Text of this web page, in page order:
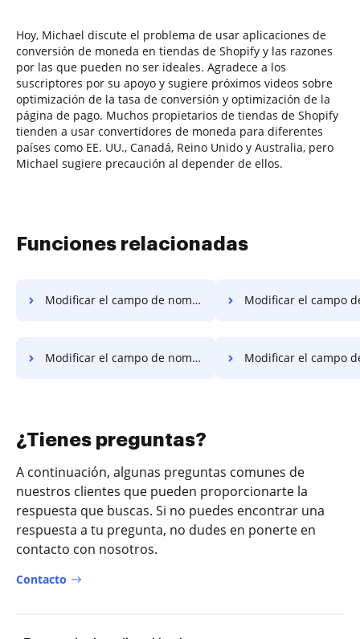
Hoy, Michael discute el problema de usar aplicaciones de
conversión de moneda en tiendas de Shopify y las razones
por las que pueden no ser ideales. Agradece a los
suscriptores por su apoyo y sugiere próximos videos sobre
optimización de la tasa de conversión y optimización de la
página de pago. Muchos propietarios de tiendas de Shopify
tienden a usar convertidores de moneda para diferentes
países como EE. UU., Canadá, Reino Unido y Australia, pero
Michael sugiere precaución al depender de ellos.
Funciones relacionadas
Modificar el campo de nombre del contrato en PC Modificar el campo de nombre del
Modificar el campo de nombre del contrato en Microsoft Edge Modificar el campo de nombre del
¿Tienes preguntas?
A continuación, algunas preguntas comunes de
nuestros clientes que pueden proporcionarte la
respuesta que buscas. Si no puedes encontrar una
respuesta a tu pregunta, no dudes en ponerte en
contacto con nosotros.
Contacto